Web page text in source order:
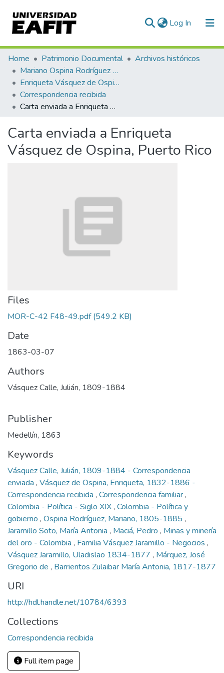
Log In (current)
Communities & Collections
All of DSpace
Statistics
Home Patrimonio Documental
Archivos históricos
Mariano Ospina Rodríguez (1826 -1912)
Enriqueta Vásquez de Ospina
Correspondencia recibida
Carta enviada a Enriqueta Vásquez de Ospina, Puerto Rico
Carta enviada a Enriqueta
Vásquez de Ospina, Puerto Rico
Files
MOR-C-42 F48-49.pdf(549.2 KB)
Date
1863-03-07
Authors
Vásquez Calle, Julián, 1809-1884
Publisher
Medellín, 1863
Keywords
Vásquez Calle, Julián, 1809-1884 - Correspondencia
enviada , Vásquez de Ospina, Enriqueta, 1832-1886 -
Correspondencia recibida , Correspondencia familiar,
Colombia - Política - Siglo XIX, Colombia - Política y
gobierno , Ospina Rodríguez, Mariano, 1805-1885 ,
Jaramillo Soto, María Antonia , Maciá, Pedro , Minas y minería
del oro - Colombia , Familia Vásquez Jaramillo - Negocios ,
Vásquez Jaramillo, Uladislao 1834-1877 , Márquez, José
Gregorio de , Barrientos Zulaibar María Antonia, 1817-1877
URI
http://hdl.handle.net/10784/6393
Collections
Correspondencia recibida
Full item page